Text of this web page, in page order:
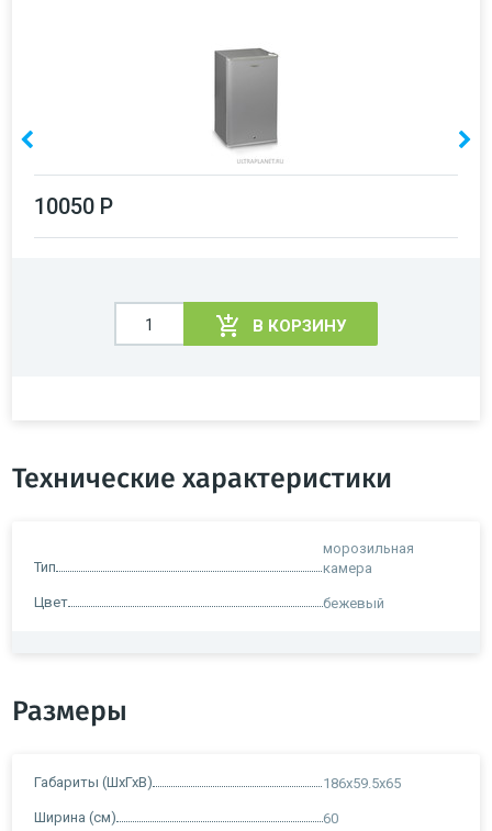
10050 Р
В КОРЗИНУ
Технические характеристики
Тип
морозильная
камера
Цвет бежевый
Размеры
Габариты (ШхГхВ) 186x59.5x65
Ширина (см) 60